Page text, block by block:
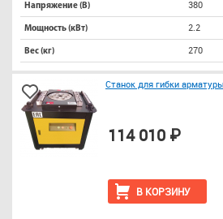
Напряжение (В) 380
Мощность (кВт) 2.2
Вес (кг) 270
Станок для гибки
В КОРЗИНУ
114 010 ₽